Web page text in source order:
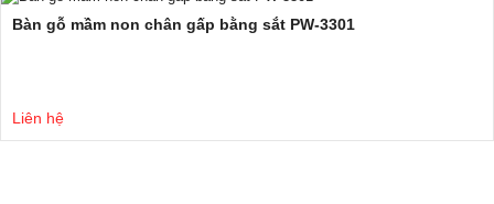
Bàn gỗ mầm non chân gấp bằng sắt PW-3301
Liên hệ